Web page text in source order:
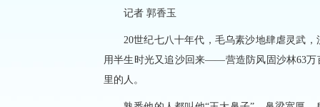
记者 郭香玉
20世纪七八十年代，毛乌素沙地肆虐灵武
用半生时光又追沙回来——营造防风固沙林63万
里的人。